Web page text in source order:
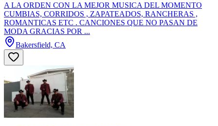
A LA ORDEN CON LA MEJOR MUSICA DEL MOMENTO
CUMBIAS, CORRIDOS , ZAPATEADOS, RANCHERAS ,
ROMANTICAS ETC . CANCIONES QUE NO PASAN DE
MODA GRACIAS POR ...
Bakersfield, CA